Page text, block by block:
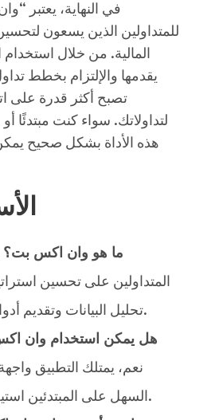
في النهاية، يعتبر
للمتداولين الذين يسعون
المالية. من خلال استخدام
يقدمها والإلتزام بخطط
تصبح أكثر قدرة على
لتداولاتك. سواء كنت مبتدئًا
هذه الأداة بشكل صحيح
ما هو وان اكس بت؟
المتداولين على تحسين
تحليل البيانات وتقديم أدوات وقوائم مفيدة.
هل يمكن استخدام وان
نعم، يمتلك التطبيق
السهل على المبتدئين استيعابها واستخدامها.